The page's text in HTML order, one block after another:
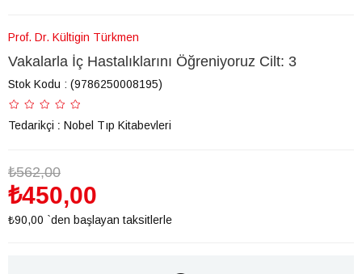
Prof. Dr. Kültigin Türkmen
Vakalarla İç Hastalıklarını Öğreniyoruz Cilt: 3
Stok Kodu (9786250008195)
Tedarikçi : Nobel Tıp Kitabevleri
₺562,00
₺450,00
₺90,00 `den başlayan taksitlerle